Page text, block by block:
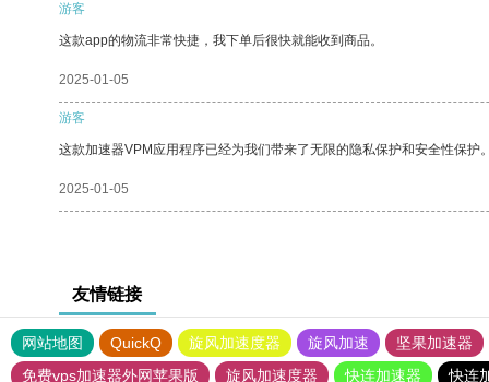
游客
这款app的物流非常快捷，我下单后很快就能收到商品。
2025-01-05
游客
这款加速器VPM应用程序已经为我们带来了无限的隐私保护和安全性保护
2025-01-05
友情链接
网站地图 QuickQ 旋风加速度器 旋风加速
坚果加速器
免费vps加速器外网苹果版
旋风加速度器 快连加速器 快连